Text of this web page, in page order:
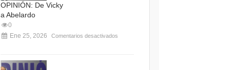
OPINIÓN: De Vicky
a Abelardo
0
Ene 25, 2026
Comentarios desactivados